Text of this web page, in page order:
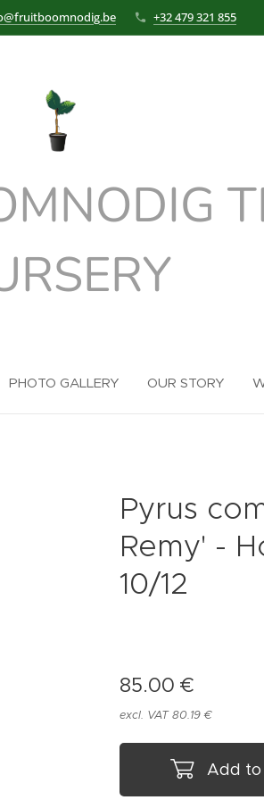
+32 479 321 855
PHOTO GALLERY OUR STORY
Pyrus
Remy' -
10/12
85.00 €
excl. VAT 80.19 €
Add